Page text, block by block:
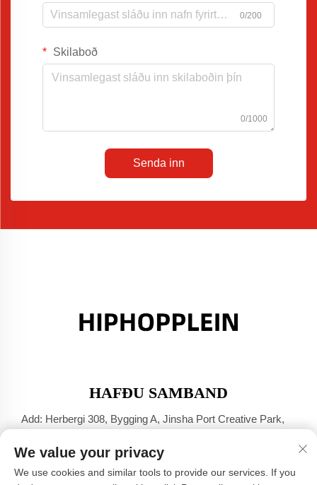
0/200
Skilaboð
0/1000
Senda inn
HAFÐU SAMBAND
Add: Herbergi 308, Bygging A, Jinsha Port Creative Park,
Sími:+86-17304049586
Netfang:[email protected]
We value your privacy
We use cookies and similar tools to provide our services. If you